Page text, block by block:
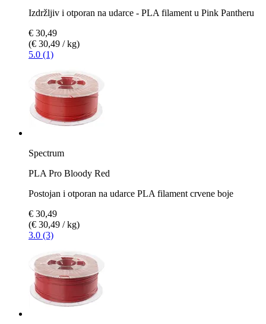
Izdržljiv i otporan na udarce - PLA filament u Pink Pantheru
€ 30,49
(€ 30,49 / kg)
5.0 (1)
Spectrum
PLA Pro Bloody Red
Postojan i otporan na udarce PLA filament crvene boje
€ 30,49
(€ 30,49 / kg)
3.0 (3)